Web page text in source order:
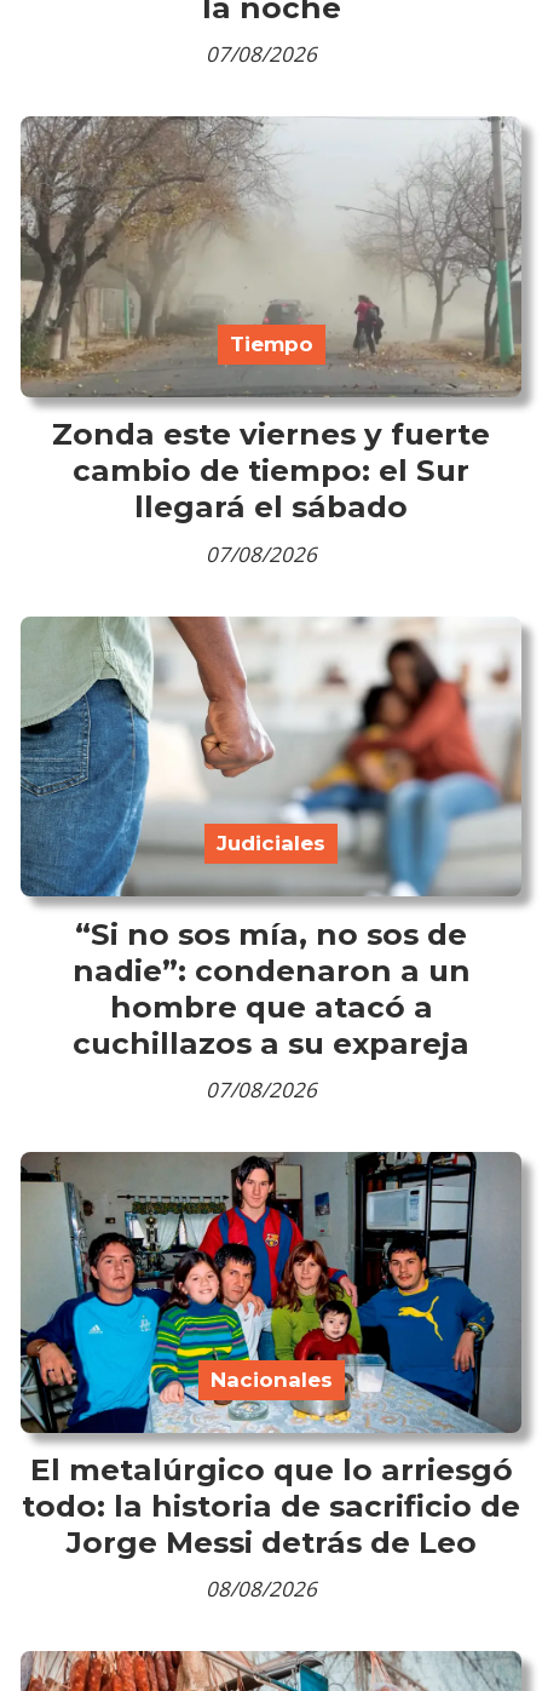
la noche
07/08/2026
Zonda este viernes y fuerte
cambio de tiempo: el Sur
llegará el sábado
Tiempo
07/08/2026
“Si no sos mía, no sos de
nadie”: condenaron a un
hombre que atacó a
cuchillazos a su expareja
Judiciales
07/08/2026
El metalúrgico que lo arriesgó
todo: la historia de sacrificio de
Jorge Messi detrás de Leo
Nacionales
08/08/2026